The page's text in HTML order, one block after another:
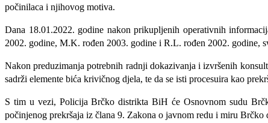
počinilaca i njihovog motiva.
Dana 18.01.2022. godine nakon prikupljenih operativnih
2002. godine, M.K. rođen 2003. godine i R.L. rođen 2002. godine,
Nakon preduzimanja potrebnih radnji dokazivanja iizvršenih
sadrži elemente bića krivičnog djela, te da se isti procesuira kao
S tim u vezi, Policija Brčko distrikta BiH će Osnovnom sudu
počinjenog prekršaja iz člana 9. Zakona o javnom redu i miru